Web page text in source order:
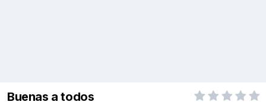
Buenas a todos